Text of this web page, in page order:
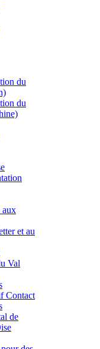
du
du
aux
et au
Val
Contact
de